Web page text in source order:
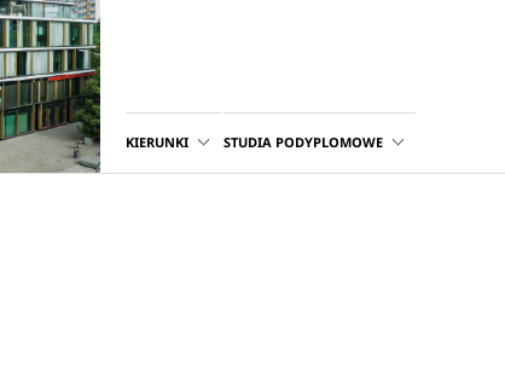
KIERUNKI STUDIA PODYPLOMOWE